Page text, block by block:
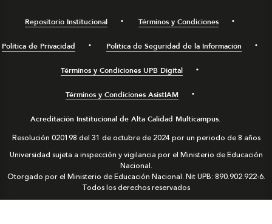
Repositorio Institucional Términos y Condiciones
Política de Privacidad Política de Seguridad de la Información
Términos y Condiciones UPB Digital
Términos y Condiciones AsistIAM
Acreditación Institucional de Alta Calidad Multicampus.
Resolución 020198 del 31 de octubre de 2024 por un periodo de 8 años
Universidad sujeta a inspección y vigilancia por el Ministerio de Educación
Nacional.
Otorgado por el Ministerio de Educación Nacional. Nit UPB: 890.902.922-6.
Todos los derechos reservados